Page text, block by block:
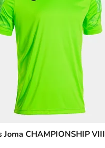
Joma CHAMPIONSHIP VIII